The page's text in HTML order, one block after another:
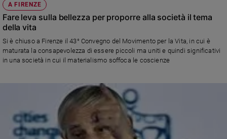
A FIRENZE
Fare leva sulla bellezza per proporre alla società il tema
della vita
Si è chiuso a Firenze il 43° Convegno del Movimento per la Vita, in cui è
maturata la consapevolezza di essere piccoli ma uniti e quindi significativi
in una società in cui il materialismo soffoca le coscienze